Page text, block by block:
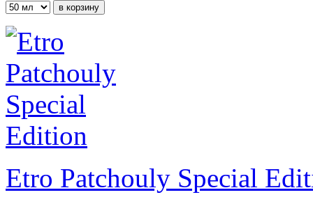
Etro Patchouly Special